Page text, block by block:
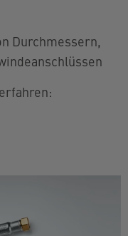
Durchmessern,